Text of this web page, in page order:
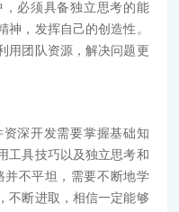
必须具备独立思考的能
神，发挥自己的创造性。
用团队资源，解决问题更
深开发需要掌握基础知
工具技巧以及独立思考和
并不平坦，需要不断地学
不断进取，相信一定能够